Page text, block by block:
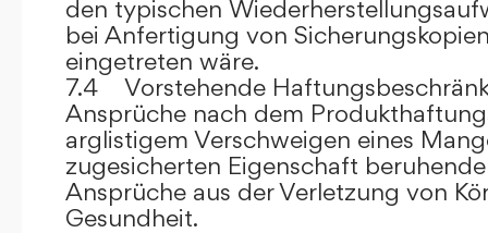
den typischen
bei Anfertigung von
eingetreten wäre.
7.4 Vorstehende
Ansprüche nach dem
arglistigem Verschweigen eines
zugesicherten Eigenschaft
Ansprüche aus der Verletzung von
Gesundheit.